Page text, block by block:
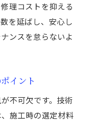
理コストを抑える
を延ばし、安心し
ンスを怠らないよ
イント
不可欠です。技術
施工時の選定材料